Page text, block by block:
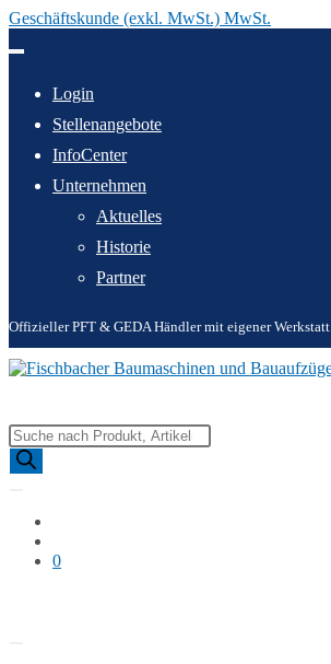
Geschäftskunde (exkl. MwSt.) MwSt.
Inhalt
Login
Stellenangebote
InfoCenter
Unternehmen
Aktuelles
Historie
Partner
Offizieller PFT & GEDA Händler mit eigener Werkstatt
Products
search
0